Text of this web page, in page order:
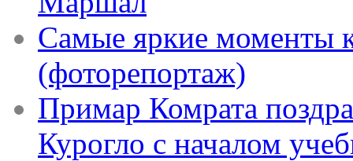
Самые яркие моменты
(фоторепортаж)
Примар Комрата
Курогло с началом